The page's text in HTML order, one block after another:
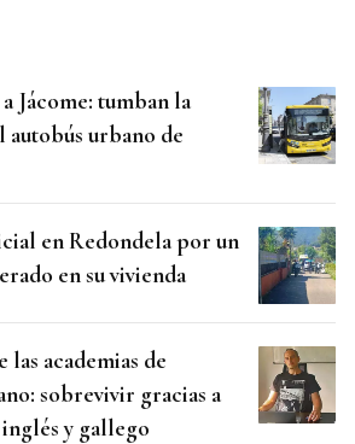
Jácome: tumban la
autobús urbano de
en Redondela por un
en su vivienda
las academias de
sobrevivir gracias a
inglés y gallego